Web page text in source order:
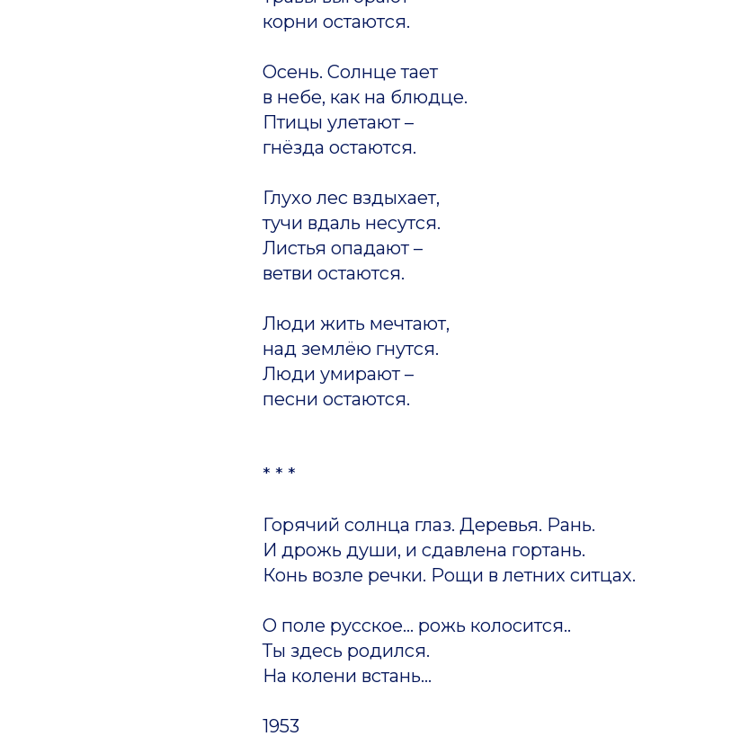
корни остаются.
Осень. Солнце тает
в небе, как на блюдце.
Птицы улетают –
гнёзда остаются.
Глухо лес вздыхает,
тучи вдаль несутся.
Листья опадают –
ветви остаются.
Люди жить мечтают,
над землёю гнутся.
Люди умирают –
песни остаются.
* * *
Горячий солнца глаз. Деревья. Рань.
И дрожь души, и сдавлена гортань.
Конь возле речки. Рощи в летних ситцах.
О поле русское... рожь колосится..
Ты здесь родился.
На колени встань...
1953